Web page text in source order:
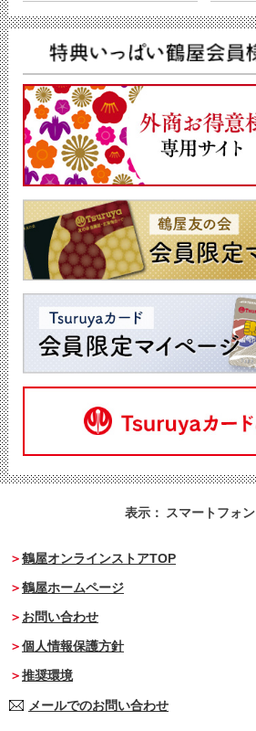
表示： スマートフォン
鶴屋オンラインストアTOP
鶴屋ホームページ
お問い合わせ
個人情報保護方針
推奨環境
メールでのお問い合わせ